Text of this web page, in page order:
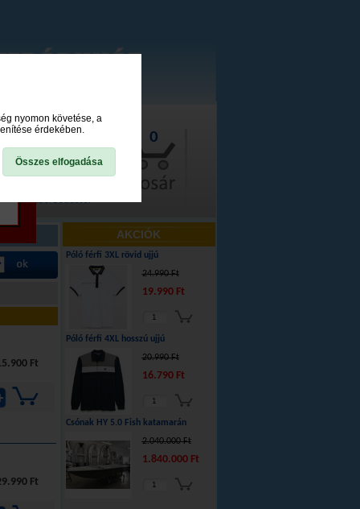
a szerződéstől
0
Ft
Ft
AKCIÓK
Póló férfi 3XL rövid ujjú
24.990 Ft
19.990 Ft
Póló férfi 4XL hosszú ujjú
20.990 Ft
16.790 Ft
Csónak HY 5.0 Fish katamarán
2.040.000 Ft
1.840.000 Ft
nyomon követése, a
érdekében.
Összes elfogadása